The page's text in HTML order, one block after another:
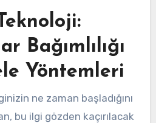
Bağımlılığı
Yöntemleri
ne zaman başladığını
bu ilgi gözden kaçırılacak